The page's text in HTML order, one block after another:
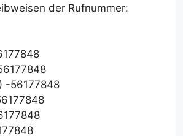
der Rufnummer:
-56177848